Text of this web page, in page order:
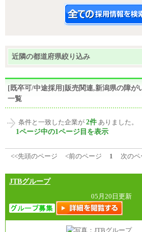
近隣の都道府県絞り込み
[既卒可/中途採用]販売関連,新潟県の障が
一覧
条件と一致した企業が 2件 ありました。
1ページ中の1ページ目を表示
<<先頭のページ
<前のページ 1 次のペ
JTBグループ
05月20日更新